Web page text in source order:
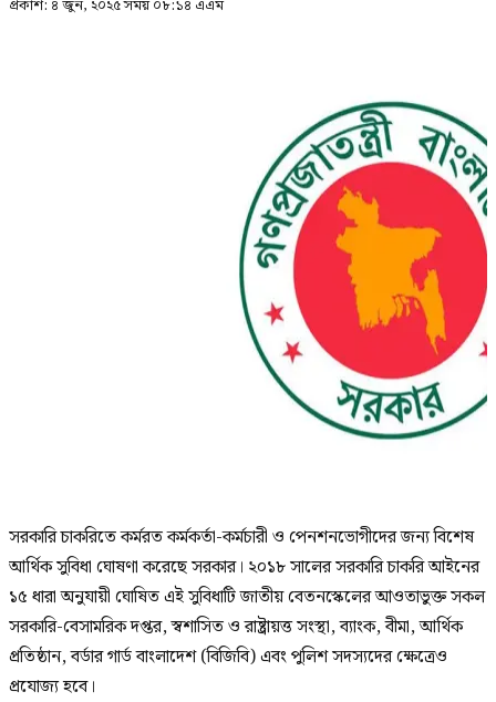
প্রকাশ: ৪ জুন, ২০২৫ সময় ০৮:১৪ এএম
সরকারি চাকরিতে কর্মরত কর্মকর্তা-কর্মচারী ও পেনশনভোগীদের জন্য বিশেষ
আর্থিক সুবিধা ঘোষণা করেছে সরকার। ২০১৮ সালের সরকারি চাকরি আইনের
১৫ ধারা অনুযায়ী ঘোষিত এই সুবিধাটি জাতীয় বেতনস্কেলের আওতাভুক্ত সকল
সরকারি-বেসামরিক দপ্তর, স্বশাসিত ও রাষ্ট্রায়ত্ত সংস্থা, ব্যাংক, বীমা, আর্থিক
প্রতিষ্ঠান, বর্ডার গার্ড বাংলাদেশ (বিজিবি) এবং পুলিশ সদস্যদের ক্ষেত্রেও
প্রযোজ্য হবে।